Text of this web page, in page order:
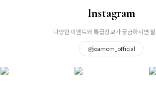
Instagram
다양한 이벤트와 특급정보가 궁금하시면
@joamom_official